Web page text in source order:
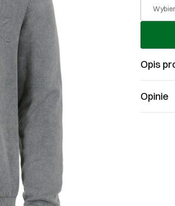
Opis
Opinie